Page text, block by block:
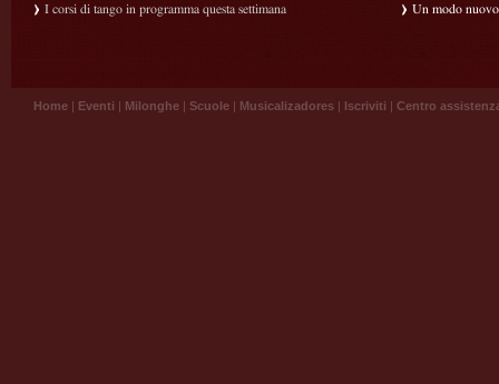
I corsi di tango in programma questa settimana
Un modo
Home | Eventi | Milonghe | Scuole | Musicalizadores | Iscriviti | Centro